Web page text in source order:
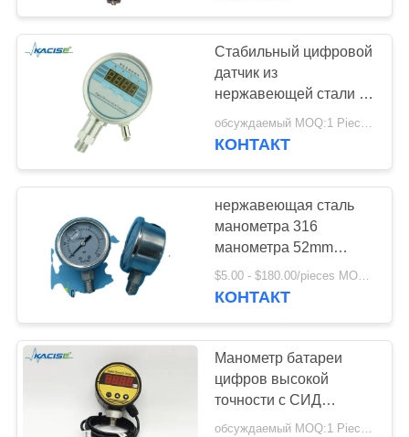
ЦИТАТУ
САЙТА
ПОЛИТИКА
КОНФИДЕНЦИАЛЬНОСТИ
Стабильный цифровой
датчик из
нержавеющей стали с
высокой точностью и
светодиодным
использования
обсуждаемый MOQ:1 Piece / Pieces
КОНТАКТ
нержавеющая сталь
манометра 316
манометра 52mm
умная
маслонаполненная
$5.00 - $180.00/pieces MOQ:1 шт.
КОНТАКТ
Манометр батареи
цифров высокой
точности с СИД
выделяя дисплей
обсуждаемый MOQ:1 Piece / Pieces